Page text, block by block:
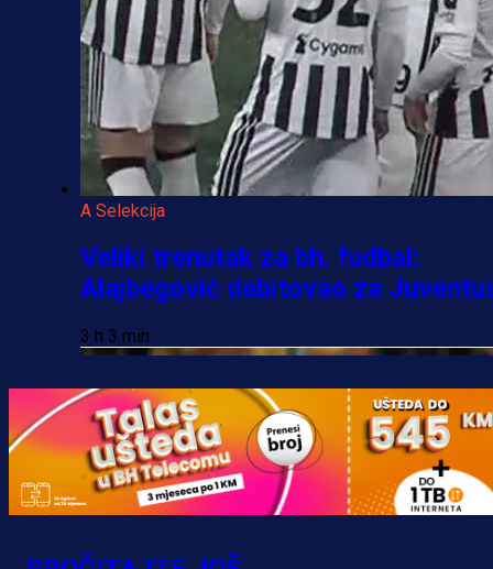
A Selekcija
Veliki trenutak za bh. fudbal:
Alajbegović debitovao za
3 h 3 min